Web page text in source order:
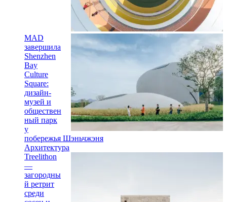
MAD
завершила
Shenzhen
Bay
Culture
Square:
дизайн-
музей и
обществен
ный парк
у
побережья Шэньчжэня
Архитектура
Treelithon
—
загородны
й ретрит
среди